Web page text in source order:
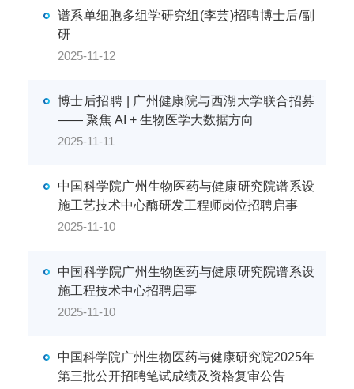
谱系单细胞多组学研究组(李芸)招聘博士后/副
研
2025-11-12
博士后招聘 | 广州健康院与西湖大学联合招募
—— 聚焦 AI + 生物医学大数据方向
2025-11-11
中国科学院广州生物医药与健康研究院谱系设
施工艺技术中心酶研发工程师岗位招聘启事
2025-11-10
中国科学院广州生物医药与健康研究院谱系设
施工程技术中心招聘启事
2025-11-10
中国科学院广州生物医药与健康研究院2025年
第三批公开招聘笔试成绩及资格复审公告